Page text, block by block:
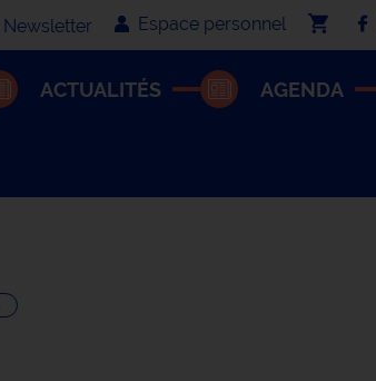
Newsletter Espace personnel
ACTUALITÉS AGENDA